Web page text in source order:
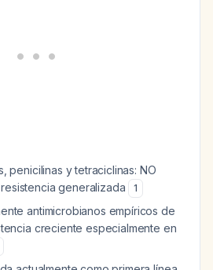
penicilinas y tetraciclinas: NO
generalizada
1
antimicrobianos empíricos de
creciente especialmente en